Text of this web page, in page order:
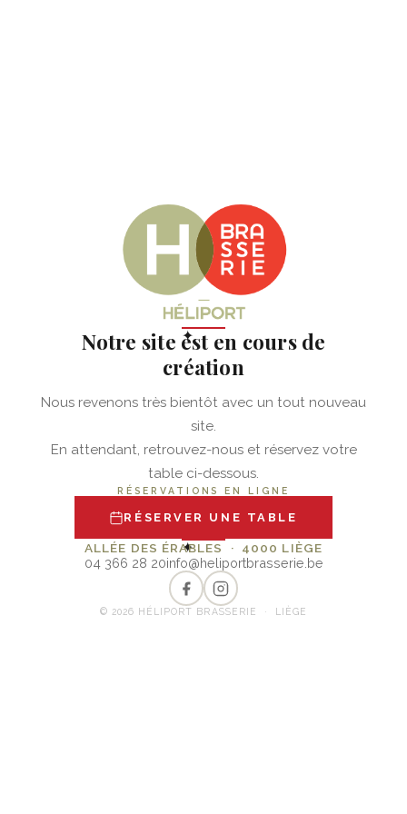
✦
Notre site est en cours de
création
Nous revenons très bientôt avec un tout nouveau
site.
En attendant, retrouvez-nous et réservez votre
table ci-dessous.
RÉSERVATIONS EN LIGNE
RÉSERVER UNE TABLE
✦
ALLÉE DES ÉRABLES · 4000 LIÈGE
04 366 28 20info@heliportbrasserie.be
© 2026 HÉLIPORT BRASSERIE · LIÈGE